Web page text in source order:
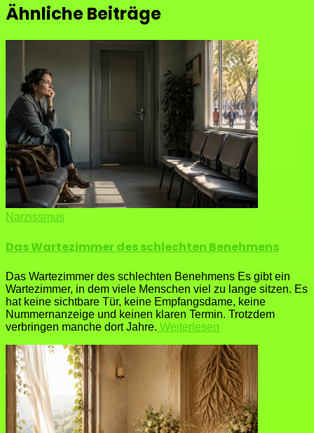
Ähnliche Beiträge
Narzissmus
Das Wartezimmer des schlechten Benehmens
Das Wartezimmer des schlechten Benehmens Es gibt ein
Wartezimmer, in dem viele Menschen viel zu lange sitzen. Es
hat keine sichtbare Tür, keine Empfangsdame, keine
Nummernanzeige und keinen klaren Termin. Trotzdem
verbringen manche dort Jahre. Weiterlesen